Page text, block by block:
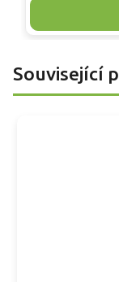
jednoduché,
cenné pro první
Související